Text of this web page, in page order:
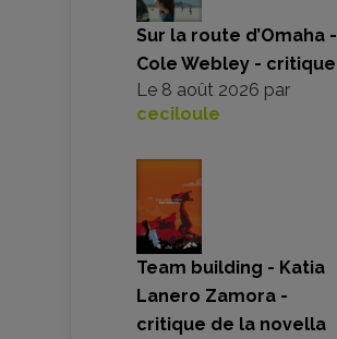
Sur la route d’Omaha -
Cole Webley - critique
Le 8 août 2026 par
ceciloule
Team building - Katia
Lanero Zamora -
critique de la novella